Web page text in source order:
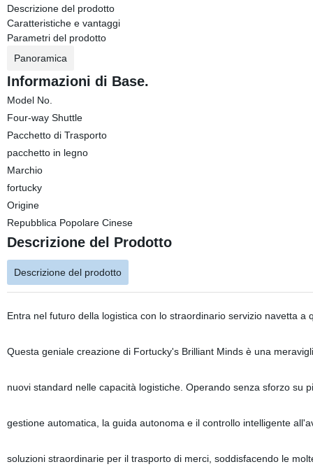
Descrizione del prodotto
Caratteristiche e vantaggi
Parametri del prodotto
Panoramica
Informazioni di Base.
Model No.
Four-way Shuttle
Pacchetto di Trasporto
pacchetto in legno
Marchio
fortucky
Origine
Repubblica Popolare Cinese
Descrizione del Prodotto
Descrizione del prodotto
Entra nel futuro della logistica con lo straordinario servizio navetta
Questa geniale creazione di Fortucky's Brilliant Minds è una
nuovi standard nelle capacità logistiche. Operando senza sforzo su
gestione automatica, la guida autonoma e il controllo intelligente
soluzioni straordinarie per il trasporto di merci, soddisfacendo le